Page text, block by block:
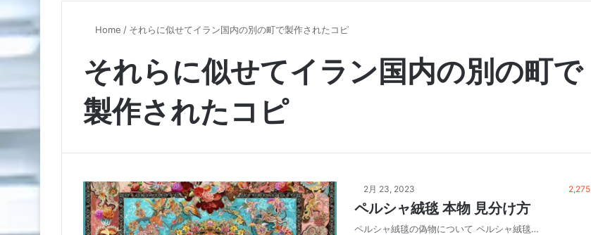
Home / それらに似せてイラン国内の別の町で製作されたコピ
それらに似せてイラン国内の別の町で
製作されたコピ
2月 23, 2023 2,275
ペルシャ絨毯 本物 見分け方
ペルシャ絨毯の偽物について ペルシャ絨毯…